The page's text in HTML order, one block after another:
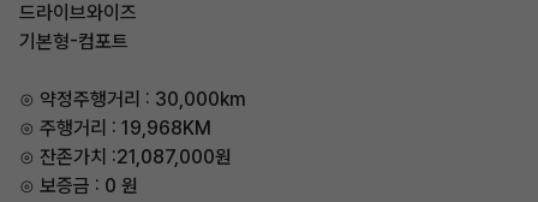
드라이브와이즈
기본형-컴포트
⊙ 약정주행거리 : 30,000km
⊙ 주행거리 : 19,968KM
⊙ 잔존가치 :21,087,000원
⊙ 보증금 : 0 원